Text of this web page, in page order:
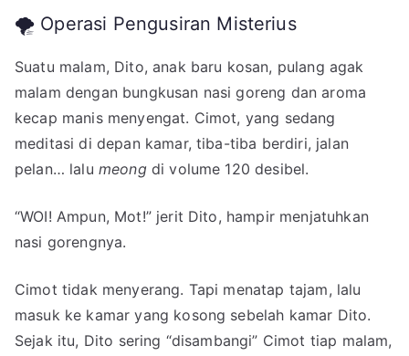
🌪️ Operasi Pengusiran Misterius
Suatu malam, Dito, anak baru kosan, pulang agak
malam dengan bungkusan nasi goreng dan aroma
kecap manis menyengat. Cimot, yang sedang
meditasi di depan kamar, tiba-tiba berdiri, jalan
pelan… lalu meongdi volume 120 desibel.
“WOI! Ampun, Mot!” jerit Dito, hampir menjatuhkan
nasi gorengnya.
Cimot tidak menyerang. Tapi menatap tajam, lalu
masuk ke kamar yang kosong sebelah kamar Dito.
Sejak itu, Dito sering “disambangi” Cimot tiap malam,